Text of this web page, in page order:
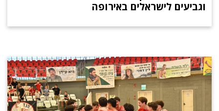
וגביעים לישראלים באירופה